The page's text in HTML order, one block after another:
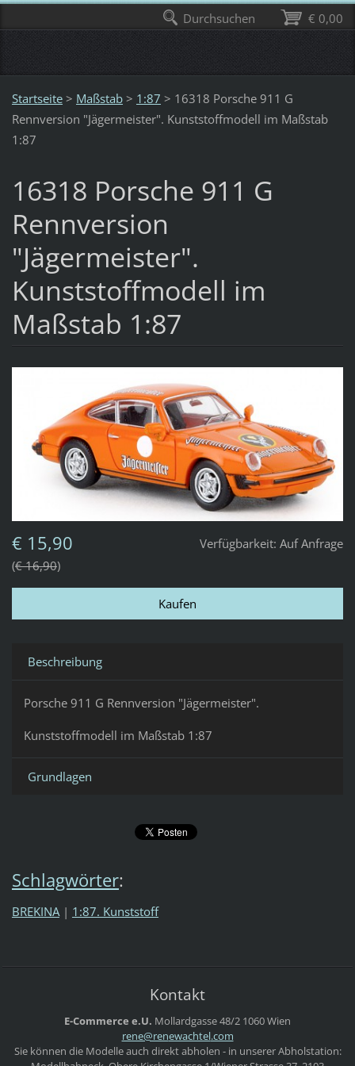
Startseite > Maßstab > 1:87 > 16318 Porsche 911 G
Rennversion "Jägermeister". Kunststoffmodell im Maßstab
1:87
16318 Porsche 911 G
Rennversion
"Jägermeister".
Kunststoffmodell im
Maßstab 1:87
Verfügbarkeit: Auf Anfrage
€ 15,90
€ 16,90
Beschreibung
Porsche 911 G Rennversion "Jägermeister".
Kunststoffmodell im Maßstab 1:87
Grundlagen
Schlagwörter:
BREKINA | 1:87. Kunststoff
Kontakt
E-Commerce e.U. Mollardgasse 48/2 1060 Wien
rene@renewachtel.com
Sie können die Modelle auch direkt abholen - in unserer Abholstation:
€ 0,00
Durchsuchen